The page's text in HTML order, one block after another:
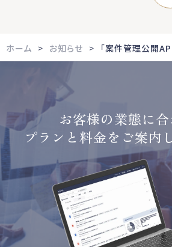
ホーム お知らせ
お客様の業態に
プランと料金をご案内